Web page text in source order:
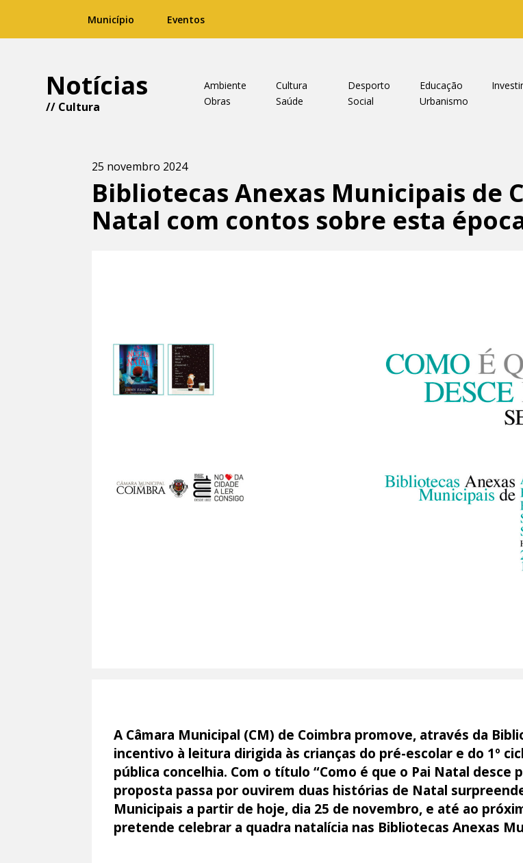
Município Eventos
Notícias
// Cultura
Ambiente Cultura Desporto Educação
Obras
Saúde Social Urbanismo
25 novembro 2024
Bibliotecas Anexas Municipais de
Natal com contos sobre esta
A Câmara Municipal (CM) de Coimbra promove, através da
incentivo à leitura dirigida às crianças do pré-escolar e do 1º
pública concelhia. Com o título “Como é que o Pai Natal desce
proposta passa por ouvirem duas histórias de Natal
Municipais a partir de hoje, dia 25 de novembro, e até ao
pretende celebrar a quadra natalícia nas Bibliotecas Anexas